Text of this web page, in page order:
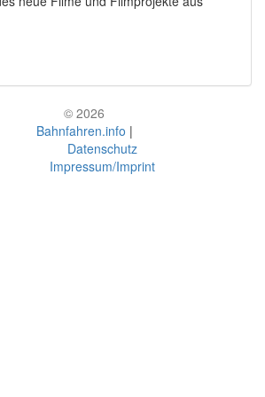
© 2026
Bahnfahren.info |
Datenschutz
Impressum/Imprint